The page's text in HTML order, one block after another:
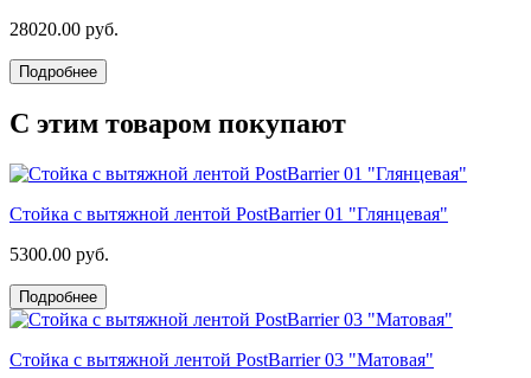
28020.00 руб.
Подробнее
С этим товаром покупают
Стойка с вытяжной лентой PostBarrier 01 "Глянцевая"
5300.00 руб.
Подробнее
Стойка с вытяжной лентой PostBarrier 03 "Матовая"